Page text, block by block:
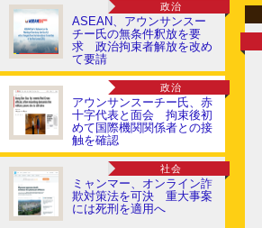
政治
ASEAN、アウンサンスー
チー氏の無条件釈放を要
求 政治拘束者解放を改め
て要請
政治
アウンサンスーチー氏、赤
十字代表と面会 拘束後初
めて国際機関関係者との接
触を確認
社会
ミャンマー、オンライン詐
欺対策法を可決 重大事案
には死刑を適用へ